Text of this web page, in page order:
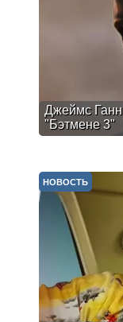
Джеймс Ганн
"Бэтмене 3"
НОВОСТЬ